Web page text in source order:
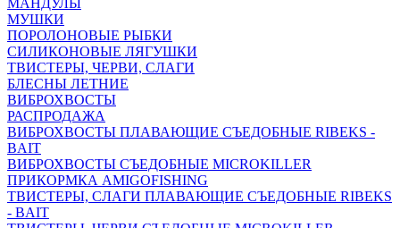
МАНДУЛЫ
МУШКИ
ПОРОЛОНОВЫЕ РЫБКИ
СИЛИКОНОВЫЕ ЛЯГУШКИ
ТВИСТЕРЫ, ЧЕРВИ, СЛАГИ
БЛЕСНЫ ЛЕТНИЕ
ВИБРОХВОСТЫ
РАСПРОДАЖА
ВИБРОХВОСТЫ ПЛАВАЮЩИЕ СЪЕДОБНЫЕ RIBEKS -
BAIT
ВИБРОХВОСТЫ СЪЕДОБНЫЕ MICROKILLER
ПРИКОРМКА AMIGOFISHING
ТВИСТЕРЫ, СЛАГИ ПЛАВАЮЩИЕ СЪЕДОБНЫЕ RIBEKS
- BAIT